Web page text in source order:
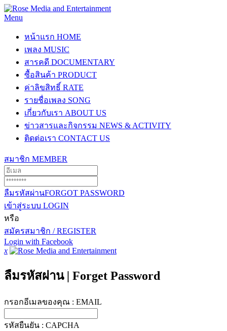
Menu
หน้าแรก HOME
เพลง MUSIC
สารคดี DOCUMENTARY
ซื้อสินค้า PRODUCT
ค่าลิขสิทธิ์ RATE
รายชื่อเพลง SONG
เกี่ยวกับเรา ABOUT US
ข่าวสารและกิจกรรม NEWS & ACTIVITY
ติดต่อเรา CONTACT US
สมาชิก MEMBER
ลืมรหัสผ่านFORGOT PASSWORD
เข้าสู่ระบบ LOGIN
หรือ
สมัครสมาชิก / REGISTER
Login with Facebook
x
ลืมรหัสผ่าน | Forget Password
กรอกอีเมลของคุณ : EMAIL
รหัสยืนยัน : CAPCHA